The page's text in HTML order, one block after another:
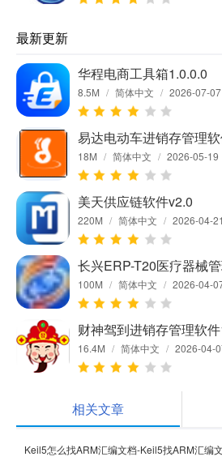
最新更新
华程电商工具箱1.0.0.0
8.5M / 简体中文 / 2026-07-07
18M / 简体中文 / 2026-05-19
美天供应链软件v2.0
220M / 简体中文 / 2026-04-21
长兴ERP-T20医疗器械
100M / 简体中文 / 2026-04-
财神驾到进销存管理软
16.4M / 简体中文 / 2026-04-
相关文章
Keil5怎么找ARM汇编文档-Keil5找ARM汇编